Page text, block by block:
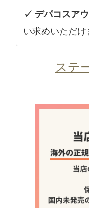
✓ デパコスア
い求めいただけ
ステ